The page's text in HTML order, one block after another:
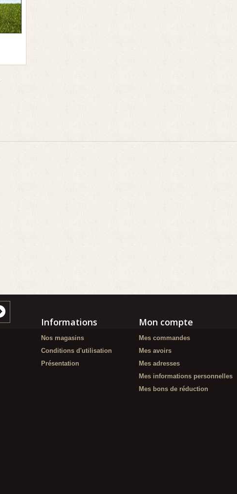
Informations
Nos magasins
Conditions d'utilisation
Présentation
Mon compte
Mes commandes
Mes avoirs
Mes adresses
Mes informations personnelles
Mes bons de réduction